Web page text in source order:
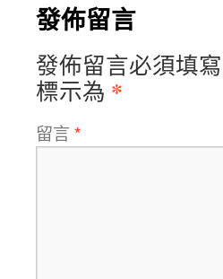
發佈留言
發佈留言必須填
標示為 *
留言 *